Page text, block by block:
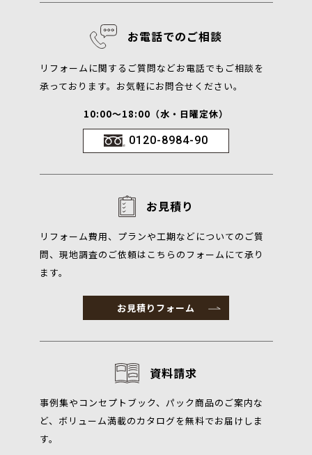
お電話でのご相談
リフォームに関するご質問などお電話でもご相談を
承っております。お気軽にお問合せください。
10:00～18:00（水・日曜定休）
0120-8984-90
お見積り
リフォーム費用、プランや工期などについてのご質
問、現地調査のご依頼はこちらのフォームにて承り
ます。
お見積りフォーム
資料請求
事例集やコンセプトブック、パック商品のご案内な
ど、ボリューム満載のカタログを無料でお届けしま
す。